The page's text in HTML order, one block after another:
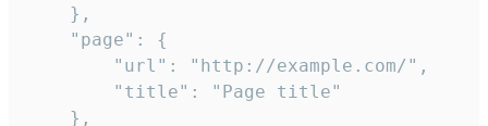
    },
    "page": {
        "url": "http://example.com/",
        "title": "Page title"
    },